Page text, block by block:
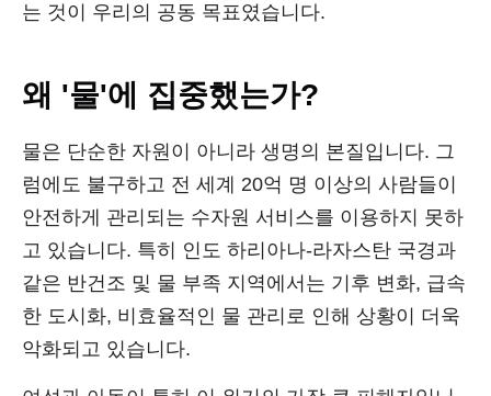
는 것이 우리의 공동 목표였습니다.
왜 '물'에 집중했는가?
물은 단순한 자원이 아니라 생명의 본질입니다. 그
럼에도 불구하고 전 세계 20억 명 이상의 사람들이
안전하게 관리되는 수자원 서비스를 이용하지 못하
고 있습니다. 특히 인도 하리아나-라자스탄 국경과
같은 반건조 및 물 부족 지역에서는 기후 변화, 급속
한 도시화, 비효율적인 물 관리로 인해 상황이 더욱
악화되고 있습니다.